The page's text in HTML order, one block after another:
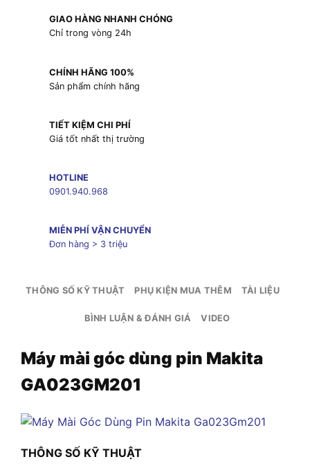
GIAO HÀNG NHANH CHÓNG
Chỉ trong vòng 24h
CHÍNH HÃNG 100%
Sản phẩm chính hãng
TIẾT KIỆM CHI PHÍ
Giá tốt nhất thị trường
HOTLINE
0901.940.968
MIỄN PHÍ VẬN CHUYỂN
Đơn hàng > 3 triệu
THÔNG SỐ KỸ THUẬT PHỤ KIỆN MUA THÊM TÀI LIỆU
BÌNH LUẬN & ĐÁNH GIÁ VIDEO
Máy mài góc dùng pin Makita
GA023GM201
THÔNG SỐ KỸ THUẬT